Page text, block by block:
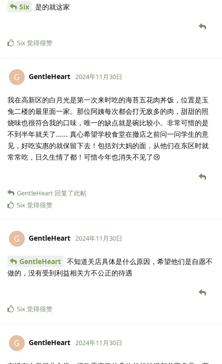
Six 是的就这家
Six觉得很赞
G GentleHeart 2024年11月30日
我在高新区的白月光是第一次来时吃的海苔五花肉丼饭，位置是玉
兔二楼的最里面一家。那位阿姨每次都会打无敌多的肉，甜甜的照
烧味也很符合我的口味，唯一的缺点就是碗比较小。非常可惜的是
不到半年就关了...... 真心希望学校食堂在撤店之前问一问学生的意
见，好吃实惠的就保留下去！包括刘大妈的面，从他们在东区时就
常常吃，日久生情了都！可惜今年也消失不见了😢
GentleHeart 回复了此帖
Six觉得很赞
G GentleHeart 2024年11月30日
GentleHeart
不知道关店具体是什么原因，希望他们是自愿不
做的，没有受到利益相关方不公正的待遇
Six觉得很赞
G GentleHeart 2024年11月30日